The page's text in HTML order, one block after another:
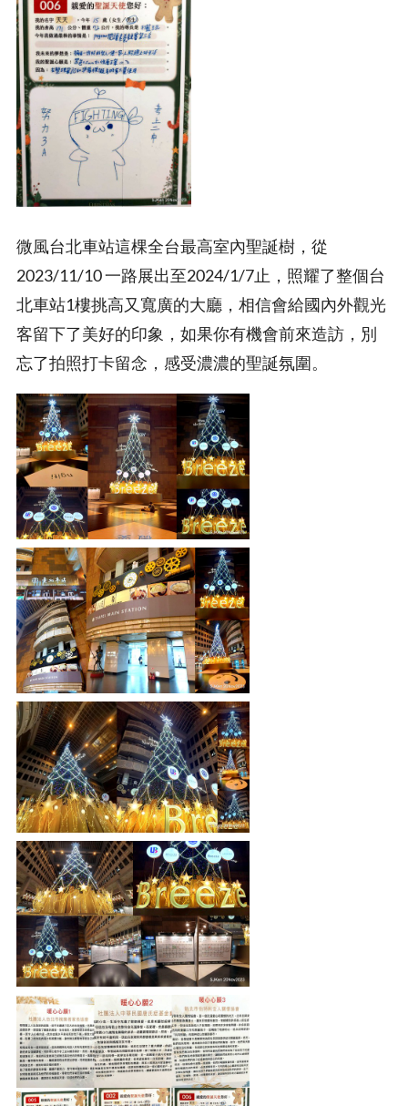
微風台北車站這棵全台最高室內聖誕樹，從
2023/11/10 一路展出至2024/1/7止，照耀了整個台
北車站1樓挑高又寬廣的大廳，相信會給國內外觀光
客留下了美好的印象，如果你有機會前來造訪，別
忘了拍照打卡留念，感受濃濃的聖誕氛圍。